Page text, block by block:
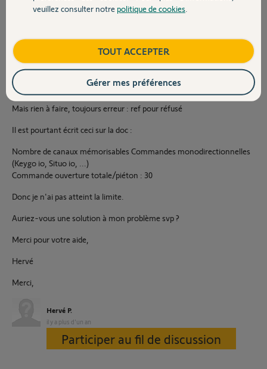
Contact
J'ai tenté ceci vu sur un post du forum :
effacer les télécommandes avec PROG 7 secondes.
effacer les défauts avec SET / Ud / dd / OK 7 secondes.
Mais rien à faire, toujours erreur : ref pour réfusé
Il est pourtant écrit ceci sur la doc :
Nombre de canaux mémorisables Commandes monodirectionnelles
(Keygo io, Situo io, ...)
Commande ouverture totale/piéton : 30
Donc je n'ai pas atteint la limite.
Auriez-vous une solution à mon problème svp ?
Merci pour votre aide,
Hervé
Merci,
Hervé P.
il y a plus d'un an
Participer au fil de discussion
veuillez consulter notre politique de cookies
TOUT ACCEPTER
Gérer mes préférences